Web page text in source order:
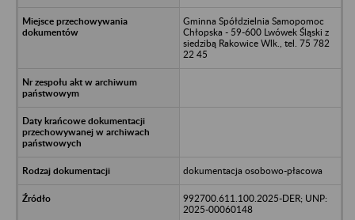
Gminna Spółdzielnia Samopomoc
Chłopska - 59-600 Lwówek Śląski z
siedzibą Rakowice Wlk., tel. 75 782
22 45
dokumentacja osobowo-płacowa
992700.611.100.2025-DER; UNP:
2025-00060148